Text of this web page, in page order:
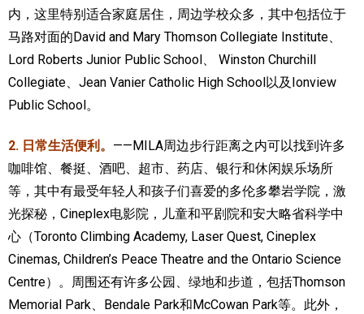
内，这里特别适合家庭居住，周边学校众多，其中包括位于
马路对面的David and Mary Thomson Collegiate Institute、
Lord Roberts Junior Public School、 Winston Churchill
Collegiate、Jean Vanier Catholic High School以及Ionview
Public School。
2. 日常生活便利。 ——MILA周边步行距离之内可以找到许多
咖啡馆、餐挺、酒吧、超市、药店、银行和休闲娱乐场所
等，其中有最受年轻人和孩子们喜爱的多伦多攀岩学院，激
光探秘，Cineplex电影院，儿童和平剧院和安大略省科学中
心（Toronto Climbing Academy, Laser Quest, Cineplex
Cinemas, Children’s Peace Theatre and the Ontario Science
Centre）。周围还有许多公园、绿地和步道，包括Thomson
Memorial Park、Bendale Park和McCowan Park等。此外，